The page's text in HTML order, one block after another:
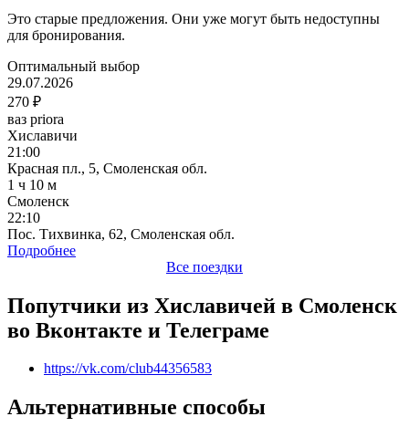
Это старые предложения. Они уже могут быть недоступны
для бронирования.
Оптимальный выбор
29.07.2026
270 ₽
ваз priora
Хиславичи
21:00
Красная пл., 5, Смоленская обл.
1 ч 10 м
Смоленск
22:10
Пос. Тихвинка, 62, Смоленская обл.
Подробнее
Все поездки
Попутчики из Хиславичей в Смоленск
во Вконтакте и Телеграме
https://vk.com/club44356583
Альтернативные способы